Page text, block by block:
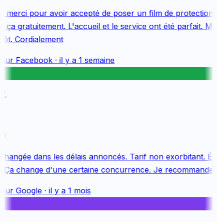
pour avoir accepté de poser un film de protection
gratuitement. L'accueil et le service ont été parfait.
Cordialement
Facebook· il y a 1 semaine
dans les délais annoncés. Tarif non exorbitant.
change d'une certaine concurrence. Je recommande
Google· il y a 1 mois